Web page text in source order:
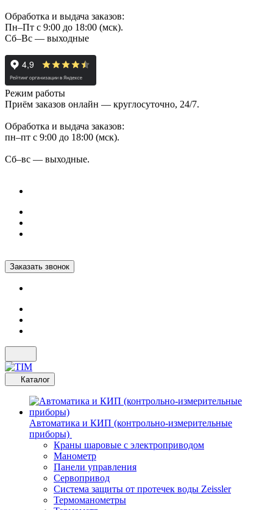
Обработка и выдача заказов:
Пн–Пт с 9:00 до 18:00 (мск).
Сб–Вс — выходные
Режим работы
Приём заказов онлайн — круглосуточно, 24/7.
Обработка и выдача заказов:
пн–пт с 9:00 до 18:00 (мск).
Сб–вс — выходные.
Заказать звонок
Каталог
Автоматика и КИП (контрольно-измерительные
приборы)
Краны шаровые с электроприводом
Манометр
Панели управления
Сервопривод
Система защиты от протечек воды Zeissler
Термоманометры